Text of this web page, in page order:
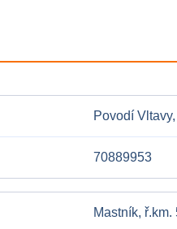
Povodí
70889953
Mastník,